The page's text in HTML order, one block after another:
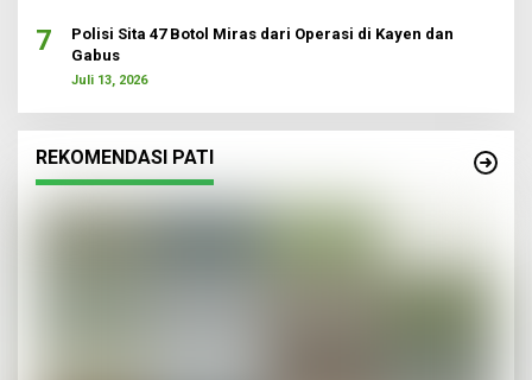
7
Polisi Sita 47 Botol Miras dari Operasi di Kayen dan
Gabus
Juli 13, 2026
REKOMENDASI PATI